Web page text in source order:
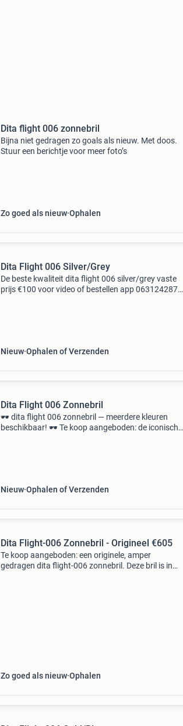
Dita flight 006 zonnebril
Bijna niet gedragen zo goals als nieuw. Met doos.
Stuur een berichtje voor meer foto’s
Zo goed als nieuw Ophalen
Dita Flight 006 Silver/Grey
De beste kwaliteit dita flight 006 silver/grey vaste
prijs €100 voor video of bestellen app 0631242879
Nieuw Ophalen of Verzenden
Dita Flight 006 Zonnebril
🕶️ dita flight 006 zonnebril — meerdere kleuren
beschikbaar! 🕶️ Te koop aangeboden: de iconische
Nieuw Ophalen of Verzenden
Dita Flight-006 Zonnebril - Origineel €605
Te koop aangeboden: een originele, amper
gedragen dita flight-006 zonnebril. Deze bril is in
Zo goed als nieuw Ophalen